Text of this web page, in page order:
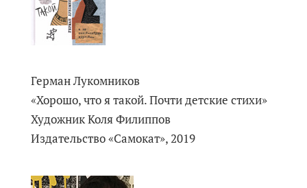
Герман Лукомников
«Хорошо, что я такой. Почти детские стихи»
Художник Коля Филиппов
Издательство «Самокат», 2019